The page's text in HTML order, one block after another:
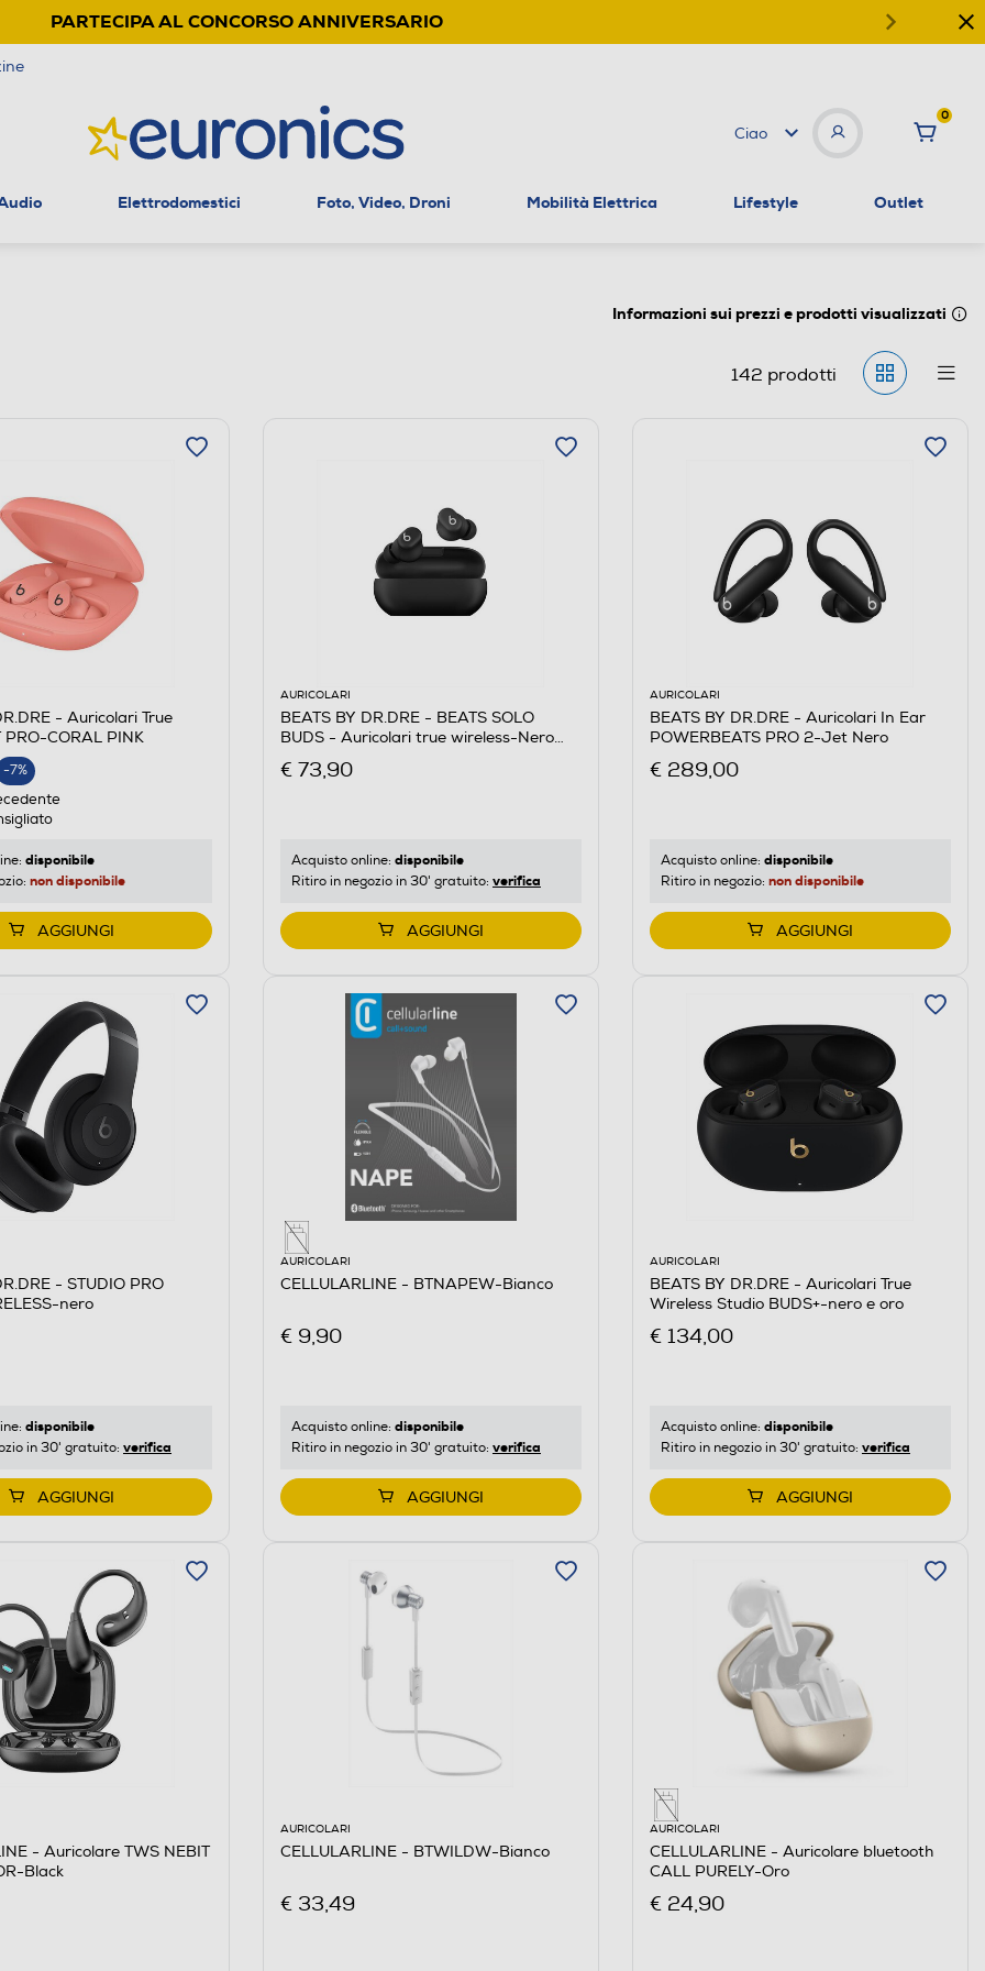
PARTECIPA AL CONCORSO ANNIVERSARIO
Ciao
0
Elettrodomestici Foto, Video, Droni Mobilità Elettrica Lifestyle Outlet
Informazioni sui prezzi e prodotti visualizzati
142 prodotti
- Auricolari True
PRO-CORAL PINK
-7%
disponibile
non disponibile
AGGIUNGI
AURICOLARI
BEATS BY DR.DRE - BEATS SOLO
BUDS - Auricolari true wireless-Nero
€ 73,90
Acquisto online: disponibile
Ritiro in negozio in 30' gratuito: verifica
AGGIUNGI
AURICOLARI
BEATS BY DR.DRE - Auricolari In Ear
POWERBEATS PRO 2-Jet Nero
€ 289,00
Acquisto online: disponibile
Ritiro in negozio: non disponibile
AGGIUNGI
- STUDIO PRO
nero
disponibile
in 30' gratuito: verifica
AGGIUNGI
AURICOLARI
CELLULARLINE - BTNAPEW-Bianco
€ 9,90
Acquisto online: disponibile
Ritiro in negozio in 30' gratuito: verifica
AGGIUNGI
AURICOLARI
BEATS BY DR.DRE - Auricolari True
Wireless Studio BUDS+-nero e oro
€ 134,00
Acquisto online: disponibile
Ritiro in negozio in 30' gratuito: verifica
AGGIUNGI
- Auricolare TWS NEBIT
Black
AURICOLARI
CELLULARLINE - BTWILDW-Bianco
€ 33,49
AURICOLARI
CELLULARLINE - Auricolare bluetooth
CALL PURELY-Oro
€ 24,90